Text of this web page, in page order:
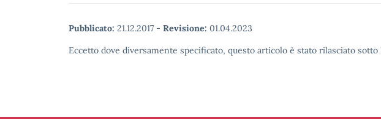
Pubblicato: 21.12.2017 - Revisione: 01.04.2023
Eccetto dove diversamente specificato, questo articolo è stato rilasciato